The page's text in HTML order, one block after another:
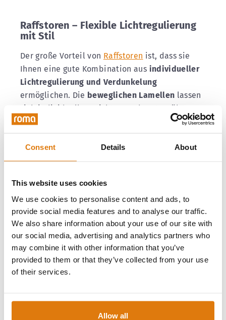
Consent Details About
This website uses cookies
We use cookies to personalise content and ads, to
provide social media features and to analyse our traffic.
We also share information about your use of our site with
our social media, advertising and analytics partners who
may combine it with other information that you’ve
provided to them or that they’ve collected from your use
of their services.
Allow all
Raffstoren – Flexible Lichtregulierung
mit Stil
Der große Vorteil von Raffstoren ist, dass sie
Ihnen eine gute Kombination aus individueller
Lichtregulierung und Verdunkelung
ermöglichen. Die beweglichen Lamellen lassen
sich individuell ausrichten, sodass tagsüber
gedämpftes Licht ins Kinderzimmer fällt,
werden kann.
Lichtquelle besser schlafen, ist dies eine gute
Alternative zu Rollladen. Auch Raffstoren
können Sie elektrisch bedienen und so in Ihr
Smart Home System einbinden.